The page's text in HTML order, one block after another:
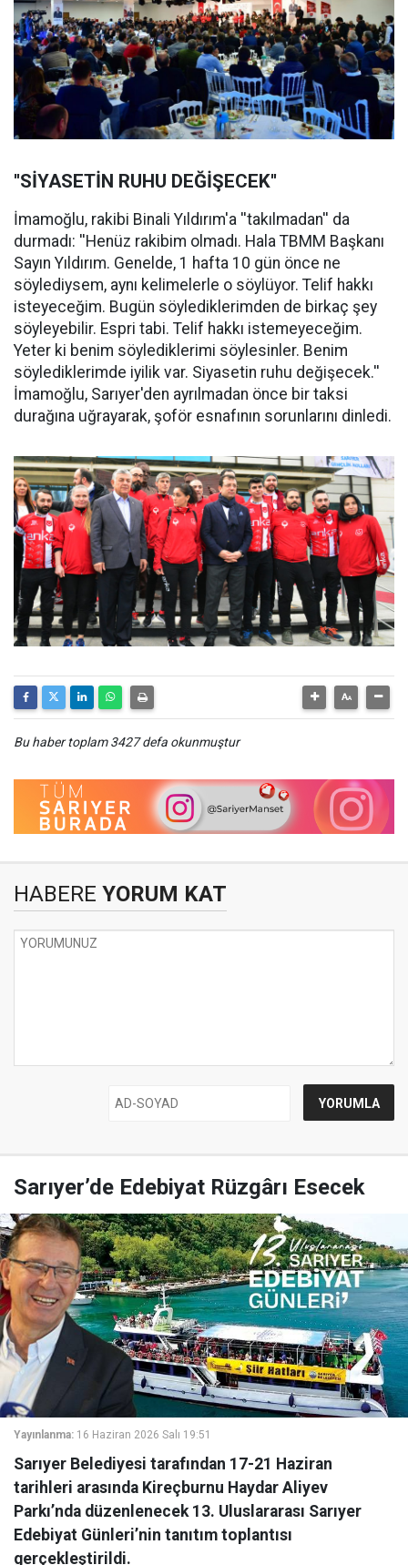
''SİYASETİN RUHU DEĞİŞECEK''
İmamoğlu, rakibi Binali Yıldırım'a ''takılmadan'' da
durmadı: ''Henüz rakibim olmadı. Hala TBMM Başkanı
Sayın Yıldırım. Genelde, 1 hafta 10 gün önce ne
söylediysem, aynı kelimelerle o söylüyor. Telif hakkı
isteyeceğim. Bugün söylediklerimden de birkaç şey
söyleyebilir. Espri tabi. Telif hakkı istemeyeceğim.
Yeter ki benim söylediklerimi söylesinler. Benim
söylediklerimde iyilik var. Siyasetin ruhu değişecek.''
İmamoğlu, Sarıyer'den ayrılmadan önce bir taksi
durağına uğrayarak, şoför esnafının sorunlarını dinledi.
Bu haber toplam 3427 defa okunmuştur
HABERE YORUM KAT
Sarıyer’de Edebiyat Rüzgârı Esecek
Yayınlanma: 16 Haziran 2026 Salı 19:51
Sarıyer Belediyesi tarafından 17-21 Haziran
tarihleri arasında Kireçburnu Haydar Aliyev
Parkı’nda düzenlenecek 13. Uluslararası Sarıyer
Edebiyat Günleri’nin tanıtım toplantısı
gerçekleştirildi.